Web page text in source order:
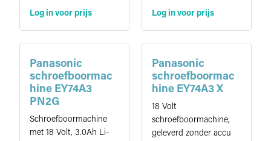
Log in voor prijs Log in voor prijs
Panasonic
schroefboormac
hine EY74A3
PN2G
Schroefboormachine
met 18 Volt, 3.0Ah Li-
Panasonic
schroefboormac
hine EY74A3 X
18 Volt
schroefboormachine,
geleverd zonder accu